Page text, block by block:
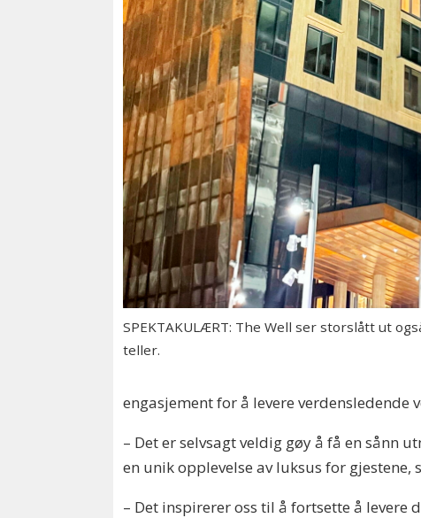
SPEKTAKULÆRT: The Well ser storslått ut
teller.
engasjement for å levere verdensledende
– Det er selvsagt veldig gøy å få en sånn
en unik opplevelse av luksus for
– Det inspirerer oss til å fortsette å levere